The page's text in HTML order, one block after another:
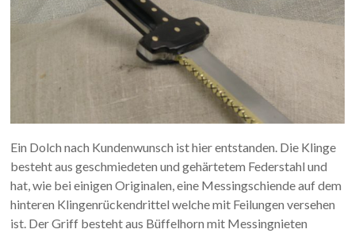
Ein Dolch nach Kundenwunsch ist hier entstanden. Die Klinge
besteht aus geschmiedeten und gehärtetem Federstahl und
hat, wie bei einigen Originalen, eine Messingschiende auf dem
hinteren Klingenrückendrittel welche mit Feilungen versehen
ist. Der Griff besteht aus Büffelhorn mit Messingnieten